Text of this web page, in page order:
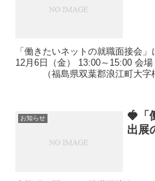
「働きたいネットの就職面接会
12月6日（金） 13:00～15:00 会
（福島県双葉郡浪江町大字
お知らせ
🍓「
出展